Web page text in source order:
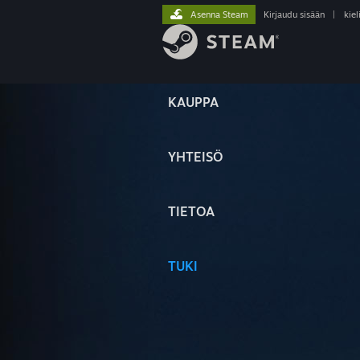
KAUPPA
YHTEISÖ
TIETOA
TUKI
Asenna Steam Kirjaudu sisään kieli